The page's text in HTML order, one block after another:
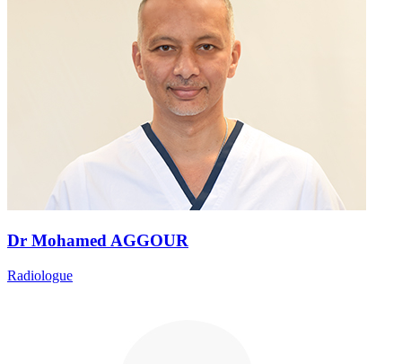
Dr Mohamed AGGOUR
Radiologue